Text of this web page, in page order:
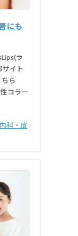
にも
ラ
サイト
ら
コラー
科・皮